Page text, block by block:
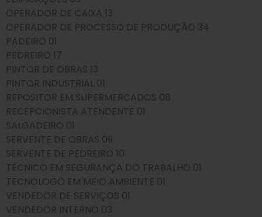
OPERADOR DE CAIXA 13
OPERADOR DE PROCESSO DE PRODUÇÃO 34
PADEIRO 01
PEDREIRO 17
PINTOR DE OBRAS 13
PINTOR INDUSTRIAL 01
REPOSITOR EM SUPERMERCADOS 08
RECEPCIONISTA ATENDENTE 01
SALGADEIRO 01
SERVENTE DE OBRAS 09
SERVENTE DE PEDREIRO 10
TÉCNICO EM SEGURANÇA DO TRABALHO 01
TECNOLOGO EM MEIO AMBIENTE 01
VENDEDOR DE SERVIÇOS 01
VENDEDOR INTERNO 03